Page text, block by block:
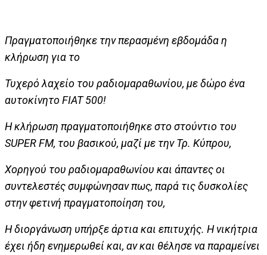
Πραγματοποιήθηκε την περασμένη εβδομάδα η
κλήρωση για το
Τυχερό λαχείο του ραδιομαραθωνίου, με δώρο ένα
αυτοκίνητοFIAT500!
Η κλήρωση πραγματοποιήθηκε στο στούντιο του
SUPER FM, του βασικού, μαζί με την Τρ. Κύπρου,
Χορηγού του ραδιομαραθωνίου και άπαντες οι
συντελεστές συμφώνησαν πως, παρά τις δυσκολίες
στην φετινή πραγματοποίηση του,
Η διοργάνωση υπήρξε άρτια και επιτυχής. Η νικήτρια
έχει ήδη ενημερωθεί και, αν και θέλησε να παραμείνει